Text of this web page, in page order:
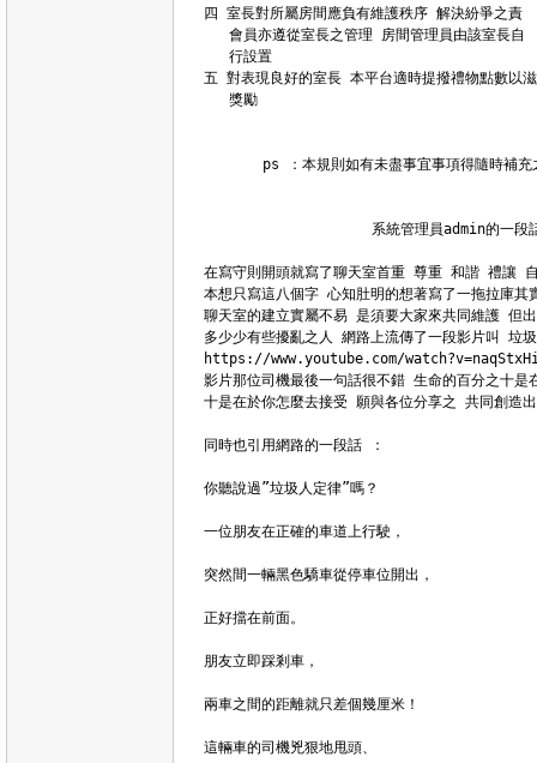
四 室長對所屬房間應負有維護秩序 解決紛爭之責
   會員亦遵從室長之管理 房間管理員由該室長自
   行設置
五 對表現良好的室長 本平台適時提撥禮物點數以滋
   獎勵
ps ：本規則如有未盡事宜事項得隨時補充
系統管理員admin的一段
在寫守則開頭就寫了聊天室首重 尊重 和諧 禮讓
本想只寫這八個字 心知肚明的想著寫了一拖拉庫其
聊天室的建立實屬不易 是須要大家來共同維護 但
多少少有些擾亂之人 網路上流傳了一段影片叫 垃
https://www.youtube.com/
影片那位司機最後一句話很不錯 生命的百分之十是
十是在於你怎麼去接受 願與各位分享之 共同創造
同時也引用網路的一段話 ：
你聽說過”垃圾人定律”嗎？
一位朋友在正確的車道上行駛，
突然間一輛黑色驕車從停車位開出，
正好擋在前面。
朋友立即踩剎車，
兩車之間的距離就只差個幾厘米！
這輛車的司機兇狠地甩頭、